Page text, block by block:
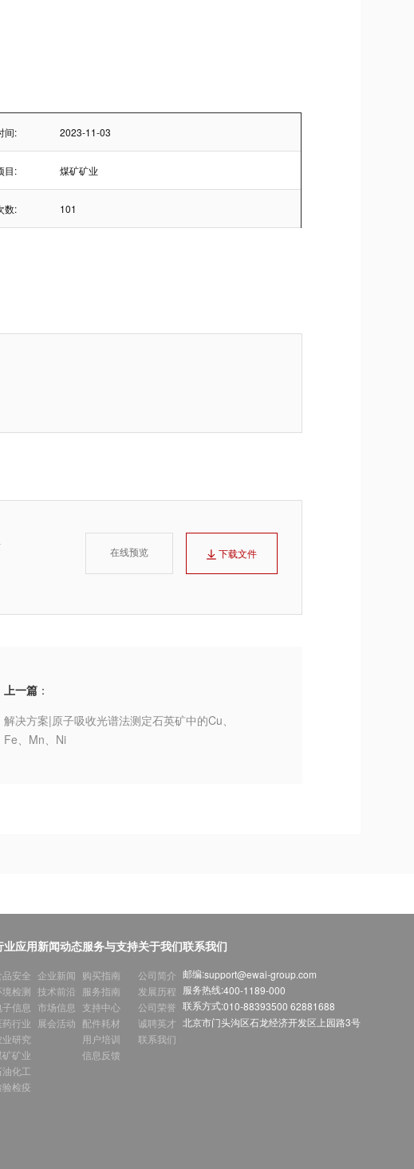
间: 2023-11-03
目: 煤矿矿业
数: 101
在线预览 下载文件
上一篇：
解决方案|原子吸收光谱法测定石英矿中的Cu、
Fe、Mn、Ni
业应用
品安全
境检测
子信息
药行业
业研究
矿矿业
油化工
验检疫
新闻动态
企业新闻
技术前沿
市场信息
展会活动
服务与支持
购买指南
服务指南
支持中心
配件耗材
用户培训
信息反馈
关于我们
公司简介
发展历程
公司荣誉
诚聘英才
联系我们
联系我们
邮编:support@ewai-group.com
服务热线:400-1189-000
联系方式:010-88393500 62881688
北京市门头沟区石龙经济开发区上园路3号